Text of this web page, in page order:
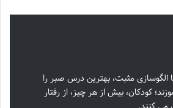
الگوسازی مثبت، بهترین درس صبر را
کودکان، بیش از هر چیز، از رفتار